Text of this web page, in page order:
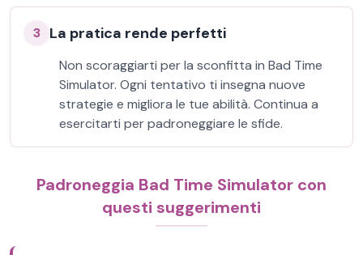
3 La pratica rende perfetti
Non scoraggiarti per la sconfitta in Bad Time
Simulator. Ogni tentativo ti insegna nuove
strategie e migliora le tue abilità. Continua a
esercitarti per padroneggiare le sfide.
Padroneggia Bad Time Simulator con
questi suggerimenti